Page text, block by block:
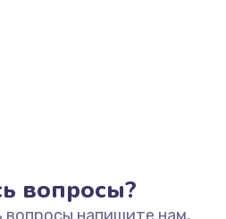
вопросы?